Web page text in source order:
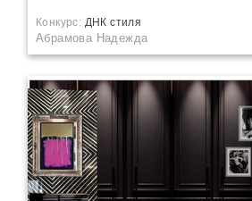
Конкурс: ДНК стиля
Абрамова Надежда